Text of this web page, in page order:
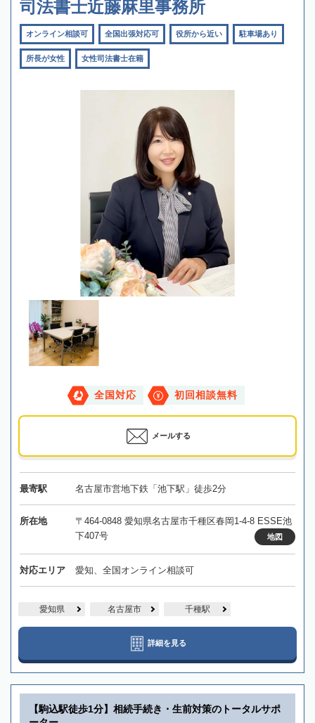
司法書士近藤麻里事務所
オンライン相談可 全国出張対応可 役所から近い 駐車場あり
所長が女性 女性司法書士在籍
全国対応 初回相談無料
メールする
最寄駅 名古屋市営地下鉄「池下駅」徒歩2分
所在地
〒464-0848 愛知県名古屋市千種区春岡1-4-8 ESSE池
下407号
地図
対応エリア 愛知、全国オンライン相談可
愛知県 名古屋市 千種駅
詳細を見る
【駒込駅徒歩1分】相続手続き・生前対策のトータルサポ